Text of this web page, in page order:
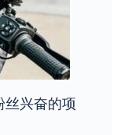
丝兴奋的项